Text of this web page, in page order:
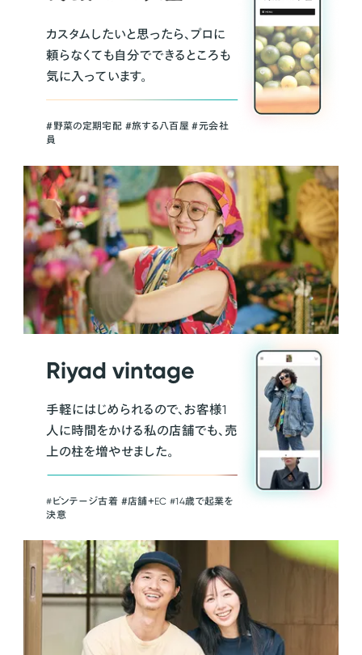
カスタムしたいと思ったら、プロに
頼らなくても自分でできるところも
気に入っています。
＃野菜の定期宅配 ＃旅する八百屋 ＃元会社
員
Riyad vintage
手軽にはじめられるので、お客様1
人に時間をかける私の店舗でも、売
上の柱を増やせました。
#ビンテージ古着 ＃店舗＋EC #14歳で起業を
決意